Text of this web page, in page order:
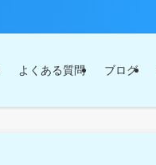
よくある質問 ブログ